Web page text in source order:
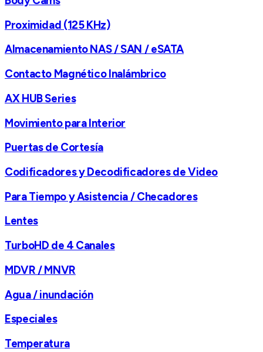
Proximidad (125 KHz)
Almacenamiento NAS / SAN / eSATA
Contacto Magnético Inalámbrico
AX HUB Series
Movimiento para Interior
Puertas de Cortesía
Codificadores y Decodificadores de Video
Para Tiempo y Asistencia / Checadores
Lentes
TurboHD de 4 Canales
MDVR / MNVR
Agua / inundación
Especiales
Temperatura